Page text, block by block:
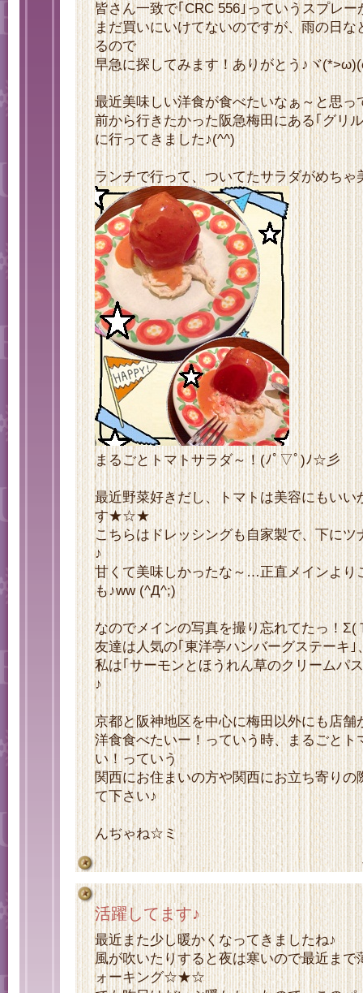
皆さん一致で｢CRC 556｣っていうスプレ
まだ買いにいけてないのですが、雨の日な
るので
早急に探してみます！ありがとう♪ヾ
最近美味しい洋食が食べたいなぁ～と思っ
前から行きたかった阪急梅田にある｢グリ
に行ってきました♪(^^)
ランチで行って、ついてたサラダがめちゃ
まるごとトマトサラダ～！(ﾉﾟ▽ﾟ)ﾉ☆彡
最近野菜好きだし、トマトは美容にもいい
す★☆★
こちらはドレッシングも自家製で、下にツ
♪
甘くて美味しかったな～…正直メインより
も♪ww (^Д^;)
なのでメインの写真を撮り忘れてたっ！
友達は人気の｢東洋亭ハンバーグステーキ｣
私は｢サーモンとほうれん草のクリームパ
♪
京都と阪神地区を中心に梅田以外にも店舗
洋食食べたいー！っていう時、まるごとト
い！っていう
関西にお住まいの方や関西にお立ち寄りの
て下さい♪
んぢゃね☆ミ
活躍してます♪
最近また少し暖かくなってきましたね♪
風が吹いたりすると夜は寒いので最近まで
ォーキング☆★☆